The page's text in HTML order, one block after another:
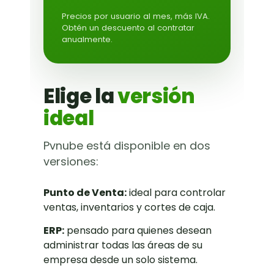
Elige laversión
ideal
Pvnube está disponible en dos
versiones:
Punto de Venta:ideal para controlar
ventas, inventarios y cortes de caja.
ERP: pensado para quienes desean
administrar todas las áreas de su
empresa desde un solo sistema.
Precios por usuario al mes, más IVA.
Obtén un descuento al contratar
anualmente.